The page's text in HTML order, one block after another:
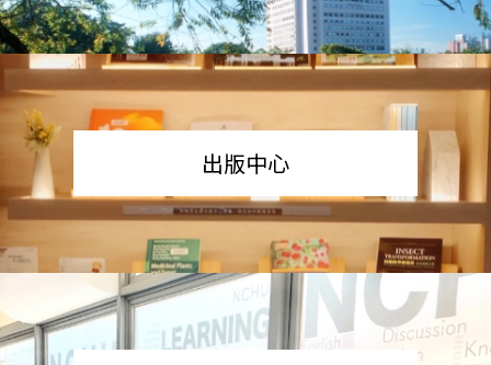
出版中心